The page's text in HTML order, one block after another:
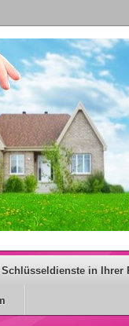
Schlüsseldienste in Ihrer